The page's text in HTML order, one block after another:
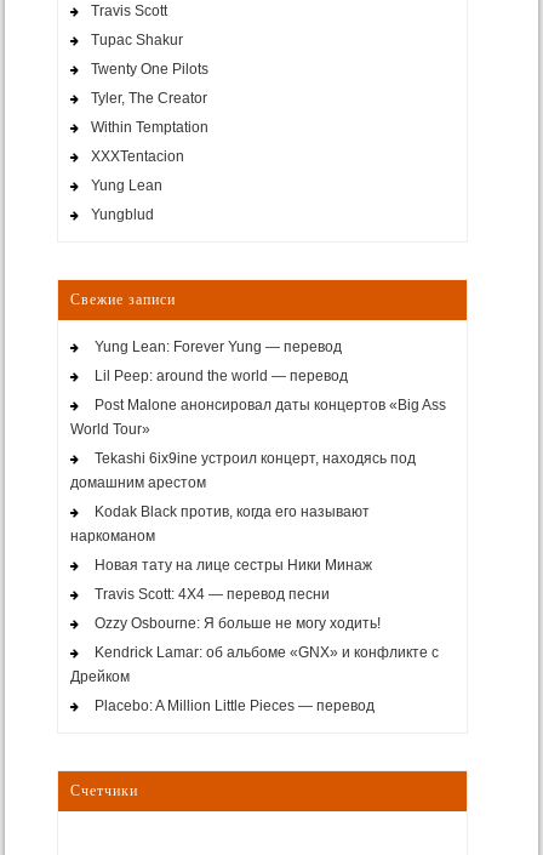
Travis Scott
Tupac Shakur
Twenty One Pilots
Tyler, The Creator
Within Temptation
XXXTentacion
Yung Lean
Yungblud
Свежие записи
Yung Lean: Forever Yung — перевод
Lil Peep: around the world — перевод
Post Malone анонсировал даты концертов «Big Ass
World Tour»
Tekashi 6ix9ine устроил концерт, находясь под
домашним арестом
Kodak Black против, когда его называют
наркоманом
Новая тату на лице сестры Ники Минаж
Travis Scott: 4X4 — перевод песни
Ozzy Osbourne: Я больше не могу ходить!
Kendrick Lamar: об альбоме «GNX» и конфликте с
Дрейком
Placebo: A Million Little Pieces — перевод
Счетчики